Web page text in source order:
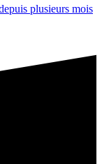
plusieurs mois